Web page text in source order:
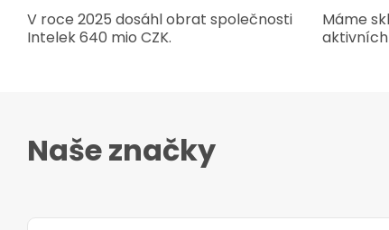
V roce 2025 dosáhl obrat společnosti
Intelek 640 mio CZK.
Máme
Naše značky